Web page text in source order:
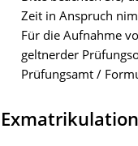
Zeit in Anspruch
Für die Aufnahme
geltnerder
Prüfungsamt /